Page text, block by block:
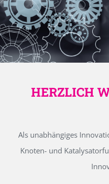
HERZLICH
Als unabhängiges
Knoten- und